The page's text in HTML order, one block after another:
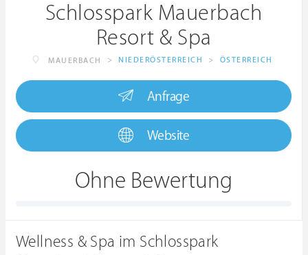
Schlosspark Mauerbach
Resort & Spa
MAUERBACH > NIEDERÖSTERREICH > ÖSTERREICH
Anfrage
Website
Ohne Bewertung
Wellness & Spa im Schlosspark